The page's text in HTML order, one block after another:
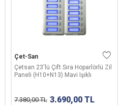
Çet-San
Çetsan 23'lü Çift Sıra Hoparlörlü Zil
Paneli (H10+N13) Mavi Işıklı
7.380,00TL 3.690,00 TL